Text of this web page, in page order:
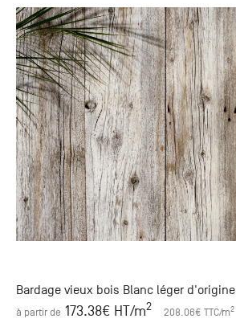
Bardage vieux bois Blanc léger d'origine
à partir de 173.38€ HT/m2 208.06€ TTC/m2